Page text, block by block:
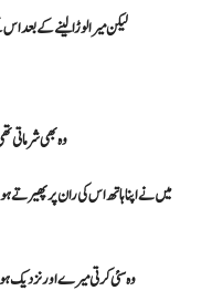
لیکن میرا لوڑا لینے کے
وہ بھی شرماتی
میں نے اپنا ہاتھ اس کی ران پر پھیرتے
وہ سئی کرتی میرے اور نزدیک